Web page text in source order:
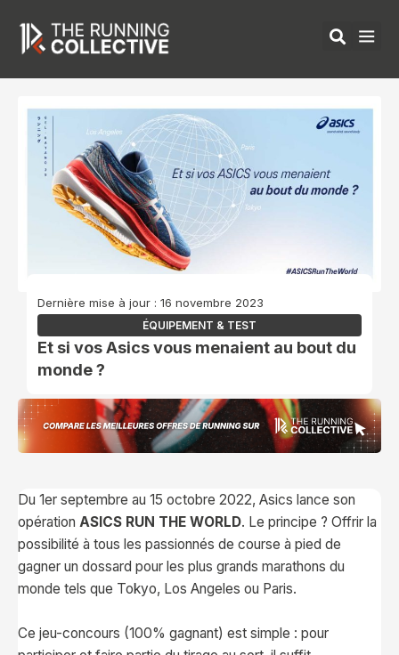
contenu
Dernière mise à jour : 16 novembre 2023
ÉQUIPEMENT & TEST
Et si vos Asics vous menaient au bout du
monde ?
Du 1er septembre au 15 octobre 2022, Asics lance son
opération ASICS RUN THE WORLD. Le principe ? Offrir la
possibilité à tous les passionnés de course à pied de
gagner un dossard pour les plus grands marathons du
monde tels que Tokyo, Los Angeles ou Paris.
Ce jeu-concours (100% gagnant) est simple : pour